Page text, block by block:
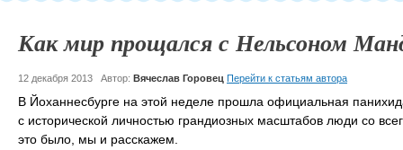
Как мир прощался с Нельсоном
12 декабря 2013 Автор: Вячеслав Горовец Перейти к статьям автора
В Йоханнесбурге на этой неделе прошла официальная
с исторической личностью грандиозных масштабов люди со
это было, мы и расскажем.